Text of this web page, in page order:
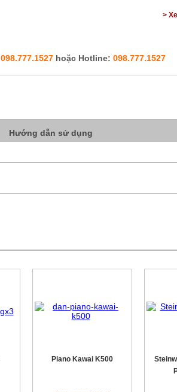
>
098.777.1527 hoặc Hotline: 098.777.1527
Hướng dẫn sử dụng
Piano Kawai K500